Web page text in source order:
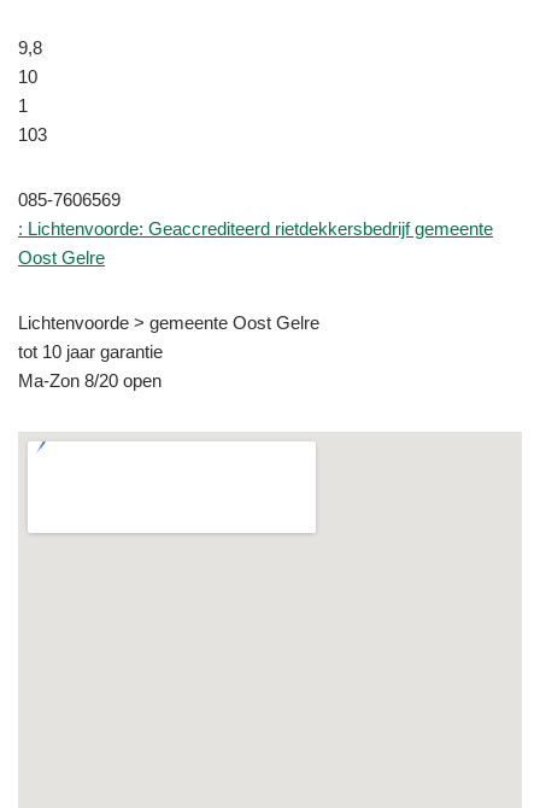
9,8
10
1
103
085-7606569
: Lichtenvoorde: Geaccrediteerd rietdekkersbedrijf gemeente
Oost Gelre
Lichtenvoorde > gemeente Oost Gelre
tot 10 jaar garantie
Ma-Zon 8/20 open